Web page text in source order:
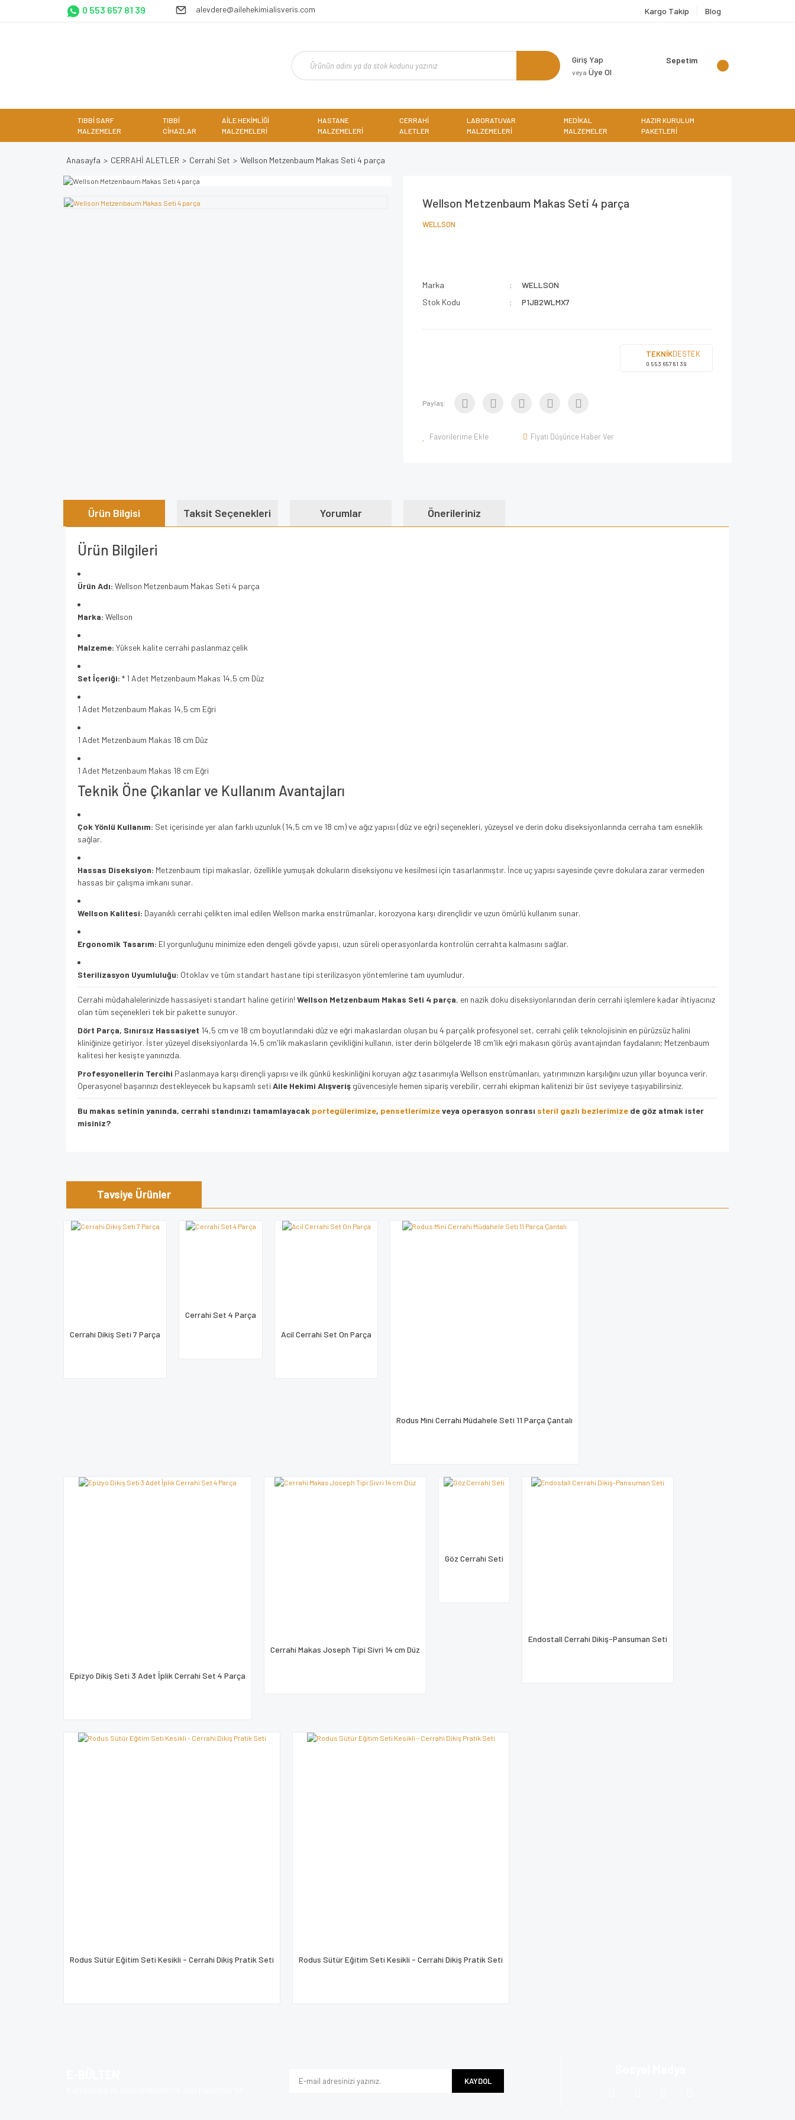
0 553 657 81 39 alevdere@ailehekimialisveris.com Kargo Takip Blog
Giriş Yap
veya Üye Ol
Sepetim
TIBBİ SARF
MALZEMELER
TIBBİ
CİHAZLAR
AİLE HEKİMLİĞİ
MALZEMELERİ
HASTANE
MALZEMELERİ
CERRAHİ
ALETLER
LABORATUVAR
MALZEMELERİ
MEDİKAL
MALZEMELER
HAZIR KURULUM
PAKETLERİ
Anasayfa CERRAHİ ALETLER Cerrahi Set Wellson Metzenbaum Makas Seti 4 parça
Wellson Metzenbaum Makas Seti 4 parça
WELLSON
Marka
WELLSON
Stok Kodu
P1JB2WLMX7
TEKNİKDESTEK
0 553 657 81 39
Paylaş:
Fiyatı Düşünce Haber Ver
Ürün Bilgisi Taksit Seçenekleri Yorumlar Önerileriniz
Ürün Bilgileri
Ürün Adı: Wellson Metzenbaum Makas Seti 4 parça
Marka: Wellson
Malzeme: Yüksek kalite cerrahi paslanmaz çelik
Set İçeriği: * 1 Adet Metzenbaum Makas 14,5 cm Düz
1 Adet Metzenbaum Makas 14,5 cm Eğri
1 Adet Metzenbaum Makas 18 cm Düz
1 Adet Metzenbaum Makas 18 cm Eğri
Teknik Öne Çıkanlar ve Kullanım Avantajları
Çok Yönlü Kullanım: Set içerisinde yer alan farklı uzunluk (14,5 cm ve 18 cm) ve ağız yapısı (düz ve eğri) seçenekleri, yüzeysel ve derin doku diseksiyonlarında cerraha tam esneklik
sağlar.
Hassas Diseksiyon: Metzenbaum tipi makaslar, özellikle yumuşak dokuların diseksiyonu ve kesilmesi için tasarlanmıştır. İnce uç yapısı sayesinde çevre dokulara zarar vermeden
hassas bir çalışma imkanı sunar.
Wellson Kalitesi: Dayanıklı cerrahi çelikten imal edilen Wellson marka enstrümanlar, korozyona karşı dirençlidir ve uzun ömürlü kullanım sunar.
Ergonomik Tasarım: El yorgunluğunu minimize eden dengeli gövde yapısı, uzun süreli operasyonlarda kontrolün cerrahta kalmasını sağlar.
Sterilizasyon Uyumluluğu: Otoklav ve tüm standart hastane tipi sterilizasyon yöntemlerine tam uyumludur.
Cerrahi müdahalelerinizde hassasiyeti standart haline getirin! Wellson Metzenbaum Makas Seti 4 parça, en nazik doku diseksiyonlarından derin cerrahi işlemlere kadar ihtiyacınız
olan tüm seçenekleri tek bir pakette sunuyor.
Dört Parça, Sınırsız Hassasiyet 14,5 cm ve 18 cm boyutlarındaki düz ve eğri makaslardan oluşan bu 4 parçalık profesyonel set, cerrahi çelik teknolojisinin en pürüzsüz halini
kliniğinize getiriyor. İster yüzeyel diseksiyonlarda 14,5 cm'lik makasların çevikliğini kullanın, ister derin bölgelerde 18 cm'lik eğri makasın görüş avantajından faydalanın; Metzenbaum
kalitesi her kesişte yanınızda.
Profesyonellerin Tercihi Paslanmaya karşı dirençli yapısı ve ilk günkü keskinliğini koruyan ağız tasarımıyla Wellson enstrümanları, yatırımınızın karşılığını uzun yıllar boyunca verir.
Operasyonel başarınızı destekleyecek bu kapsamlı seti Aile Hekimi Alışveriş güvencesiyle hemen sipariş verebilir, cerrahi ekipman kalitenizi bir üst seviyeye taşıyabilirsiniz.
Bu makas setinin yanında, cerrahi standınızı tamamlayacak portegülerimize, pensetlerimizeveya operasyon sonrası steril gazlı bezlerimize de göz atmak ister
misiniz?
Yorum Yaz
Görüş ve önerileriniz için teşekkür ederiz.
Ürün açıklamasında eksik bilgiler bulunuyor.
Tavsiye Ürünler
Cerrahi Dikiş Seti 7 Parça
Cerrahi Set 4 Parça
Acil Cerrahi Set On Parça
Rodus Mini Cerrahi Müdahele Seti 11 Parça Çantalı
Epizyo Dikiş Seti 3 Adet İplik Cerrahi Set 4 Parça
Cerrahi Makas Joseph Tipi Sivri 14 cm Düz
Göz Cerrahi Seti
Endostall Cerrahi Dikiş-Pansuman Seti
Rodus Sütür Eğitim Seti Kesikli - Cerrahi Dikiş Pratik Seti Rodus Sütür Eğitim Seti Kesikli - Cerrahi Dikiş Pratik Seti
KAYDOL